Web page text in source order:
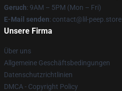
Geruch: 9AM – 5PM (Mon – Fri)
E-Mail senden: contact@lil-peep.store
Unsere Firma
Über uns
Allgemeine Geschäftsbedingungen
Datenschutzrichtlinien
DMCA - Copyright Policy